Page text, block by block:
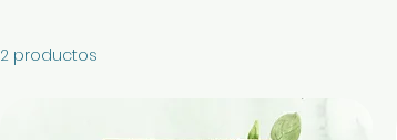
2 productos